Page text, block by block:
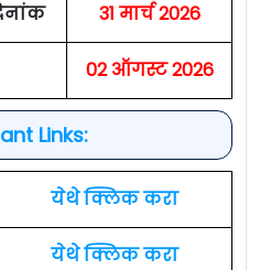
31 मार्च 2026
02 ऑगस्ट 2026
Links:
येथे क्लिक करा
येथे क्लिक करा